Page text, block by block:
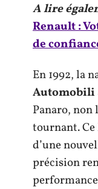
A lire
Renault :
de
En 1992, la
Automobili
Panaro, non
tournant.
d’une
précision